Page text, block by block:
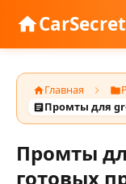
Главная
Промты
готовых